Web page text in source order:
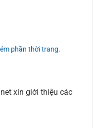
phần thời trang.
xin giới thiệu các